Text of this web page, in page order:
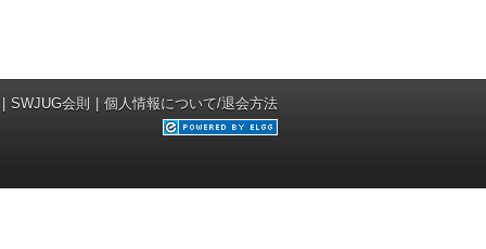
SWJUG会則 個人情報について/退会方法